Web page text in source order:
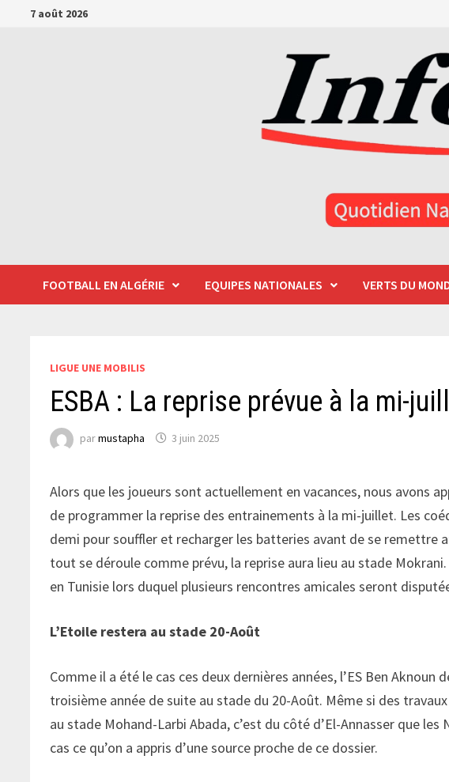
Passer7 août 2026
FOOTBALL EN ALGÉRIE EQUIPES NATIONALES VERTS DU
LIGUE UNE MOBILIS
ESBA : La reprise prévue à la mi-
parmustapha 3 juin 2025
Alors que les joueurs sont actuellement en vacances, nous avons
de programmer la reprise des entrainements à la mi-juillet. Les
demi pour souffler et recharger les batteries avant de se remettre
tout se déroule comme prévu, la reprise aura lieu au stade
en Tunisie lors duquel plusieurs rencontres amicales seront
L’Etoile restera au stade 20-Août
Comme il a été le cas ces deux dernières années, l’ES Ben Aknoun
troisième année de suite au stade du 20-Août. Même si des
au stade Mohand-Larbi Abada, c’est du côté d’El-Annasser que
cas ce qu’on a appris d’une source proche de ce dossier.